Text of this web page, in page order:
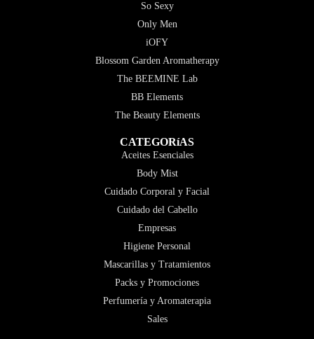
So Sexy
Only Men
iOFY
Blossom Garden Aromatherapy
The BEEMINE Lab
BB Elements
The Beauty Elements
CATEGORíAS
Aceites Esenciales
Body Mist
Cuidado Corporal y Facial
Cuidado del Cabello
Empresas
Higiene Personal
Mascarillas y Tratamientos
Packs y Promociones
Perfumería y Aromaterapia
Sales